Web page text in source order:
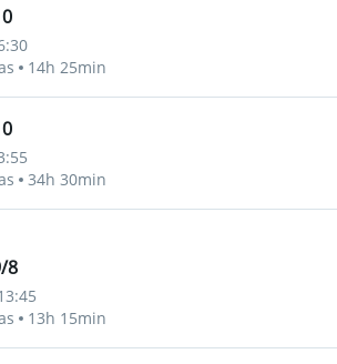
14h 25min
34h 30min
8
13h 15min